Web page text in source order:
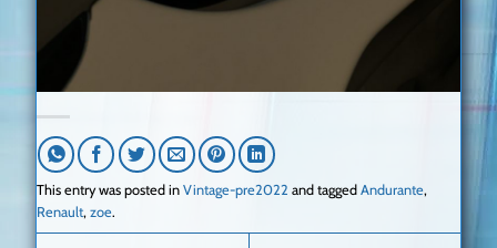
This entry was posted in Vintage-pre2022 and tagged Andurante,
Renault, zoe.